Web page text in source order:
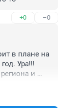
+0 –0
в плане на
Ура!!!
и